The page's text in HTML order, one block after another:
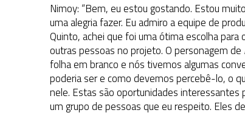
Nimoy: “Bem, eu estou gostando. Estou
uma alegria fazer. Eu admiro a equipe de
Quinto, achei que foi uma ótima escolha
outras pessoas no projeto. O personagem de
folha em branco e nós tivemos algumas
poderia ser e como devemos percebê-lo, o
nele. Estas são oportunidades
um grupo de pessoas que eu respeito. Eles